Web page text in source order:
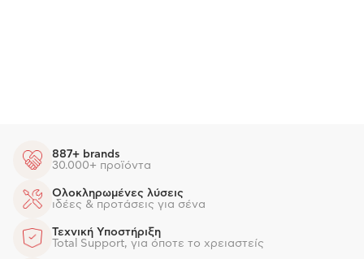
887+ brands
30.000+ προϊόντα
Ολοκληρωμένες λύσεις
ιδέες & προτάσεις για σένα
Τεχνική Υποστήριξη
Total Support, για όποτε το χρειαστείς